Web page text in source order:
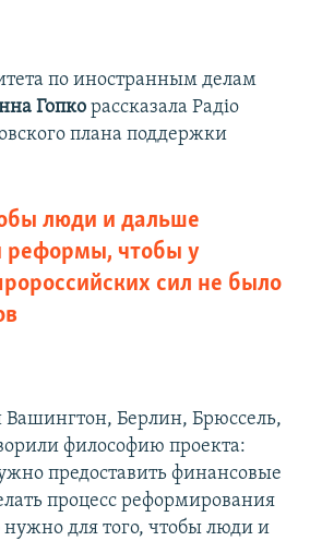
по иностранным делам
Гопко рассказала Радіо
плана поддержки
люди и дальше
реформы, чтобы у
сил не было
Берлин, Брюссель,
философию проекта:
предоставить финансовые
процесс реформирования
для того, чтобы люди и